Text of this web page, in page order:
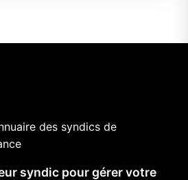
des syndics de
syndic pour gérer votre